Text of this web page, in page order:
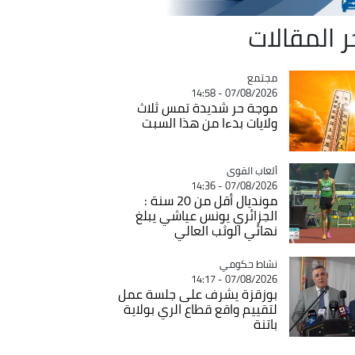
المقالات
Catégorie
مجتمع
07/08/2026 - 14:58
موجة حر شديدة تمس ثلاث
ولايات بدءا من هذا السبت
Catégorie
ألعاب القوى
07/08/2026 - 14:36
مونديال أقل من 20 سنة :
الجزائري يونس عياشي يبلغ
نهائي الوثب العالي
Catégorie
نشاط حكومي
07/08/2026 - 14:17
بوزقزة يشرف على جلسة عمل
لتقييم واقع قطاع الري بولاية
باتنة